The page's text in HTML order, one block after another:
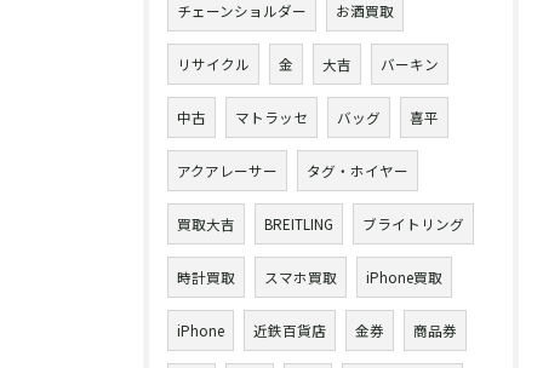
チェーンショルダー お酒買取
リサイクル 金 大吉 バーキン
中古 マトラッセ バッグ 喜平
アクアレーサー タグ・ホイヤー
買取大吉 BREITLING ブライトリング
時計買取 スマホ買取 iPhone買取
iPhone 近鉄百貨店 金券 商品券